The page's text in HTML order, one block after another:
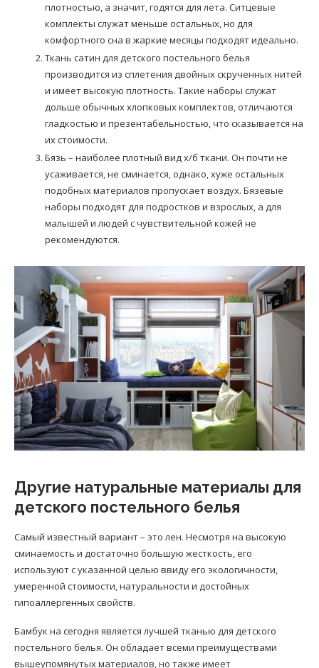
плотностью, а значит, годятся для лета. Ситцевые
комплекты служат меньше остальных, но для
комфортного сна в жаркие месяцы подходят идеально.
Ткань сатин для детского постельного белья
производится из сплетения двойных скрученных нитей
и имеет высокую плотность. Такие наборы служат
дольше обычных хлопковых комплектов, отличаются
гладкостью и презентабельностью, что сказывается на
их стоимости.
Бязь – наиболее плотный вид х/б ткани. Он почти не
усаживается, не сминается, однако, хуже остальных
подобных материалов пропускает воздух. Бязевые
наборы подходят для подростков и взрослых, а для
малышей и людей с чувствительной кожей не
рекомендуются.
Другие натуральные материалы для
детского постельного белья
Самый известный вариант – это лен. Несмотря на высокую
сминаемость и достаточно большую жесткость, его
используют с указанной целью ввиду его экологичности,
умеренной стоимости, натуральности и достойных
гипоаллергенных свойств.
Бамбук на сегодня является лучшей тканью для детского
постельного белья. Он обладает всеми преимуществами
вышеупомянутых материалов, но также имеет